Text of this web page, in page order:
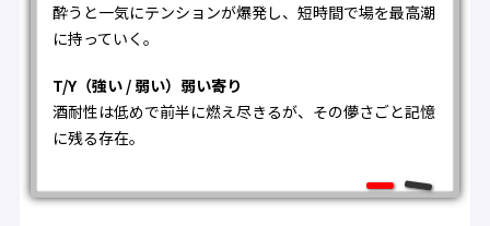
酔うと一気にテンションが爆発し、短時間で場を最高潮
に持っていく。
T/Y（強い / 弱い）弱い寄り
酒耐性は低めで前半に燃え尽きるが、その儚さごと記憶
に残る存在。